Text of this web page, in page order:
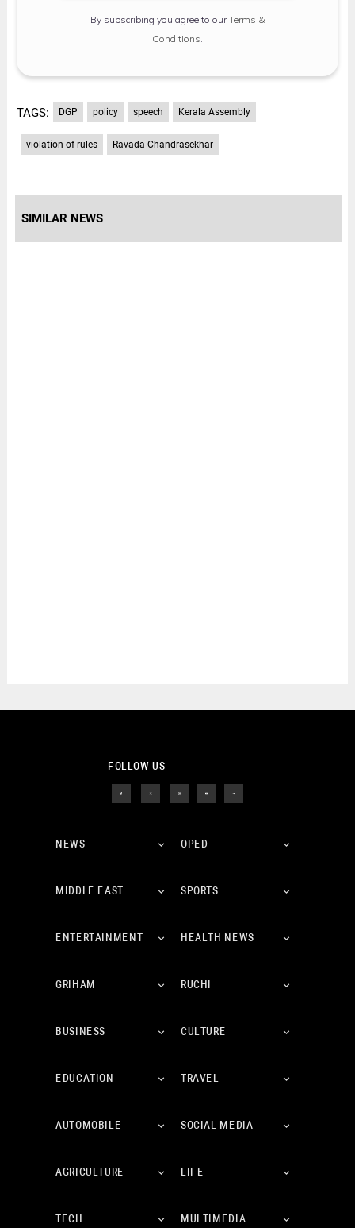
By subscribing you agree to ourTerms &
Conditions
TAGS: DGP policy speech Kerala Assembly
violation of rules Ravada Chandrasekhar
SIMILAR NEWS
FOLLOW US
NEWS OPED
MIDDLE EAST SPORTS
ENTERTAINMENT HEALTH NEWS
GRIHAM RUCHI
BUSINESS CULTURE
EDUCATION TRAVEL
AUTOMOBILE SOCIAL MEDIA
AGRICULTURE LIFE
TECH MULTIMEDIA